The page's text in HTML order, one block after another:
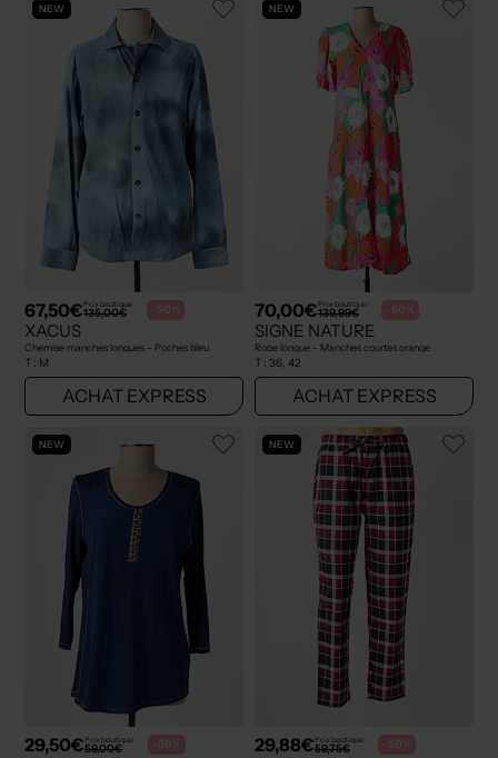
NEW
67,50€Prix boutique :
135,00€ -50%
XACUS
Chemise manches longues - Poches bleu
T : M
ACHAT EXPRESS
NEW
70,00€Prix boutique :
139,99€ -50%
SIGNE NATURE
Robe longue - Manches courtes orange
T : 36, 42
ACHAT EXPRESS
NEW
29,50€Prix boutique :
59,00€ -50%
NEW
29,88€Prix boutique :
59,75€ -50%